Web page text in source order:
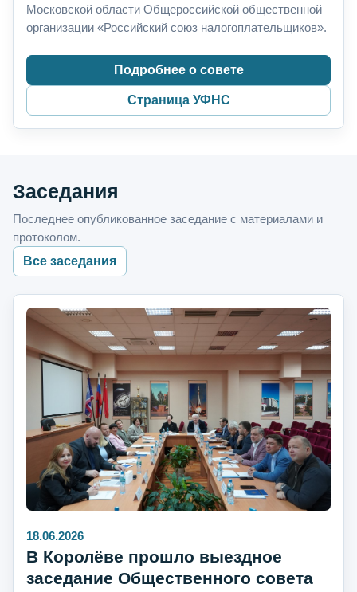
Московской области Общероссийской общественной
организации «Российский союз налогоплательщиков».
Подробнее о совете
Страница УФНС
Заседания
Последнее опубликованное заседание с материалами и
протоколом.
Все заседания
18.06.2026
В Королёве прошло выездное
заседание Общественного совета